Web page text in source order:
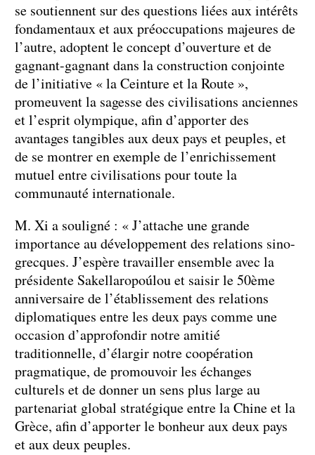
se soutiennent sur des questions liées aux intérêts
fondamentaux et aux préoccupations majeures de
l’autre, adoptent le concept d’ouverture et de
gagnant-gagnant dans la construction conjointe
de l’initiative « la Ceinture et la Route »,
promeuvent la sagesse des civilisations anciennes
et l’esprit olympique, afin d’apporter des
avantages tangibles aux deux pays et peuples, et
de se montrer en exemple de l’enrichissement
mutuel entre civilisations pour toute la
communauté internationale.
M. Xi a souligné : « J’attache une grande
importance au développement des relations sino-
grecques. J’espère travailler ensemble avec la
présidente Sakellaropoúlou et saisir le 50ème
anniversaire de l’établissement des relations
diplomatiques entre les deux pays comme une
occasion d’approfondir notre amitié
traditionnelle, d’élargir notre coopération
pragmatique, de promouvoir les échanges
culturels et de donner un sens plus large au
partenariat global stratégique entre la Chine et la
Grèce, afin d’apporter le bonheur aux deux pays
et aux deux peuples.